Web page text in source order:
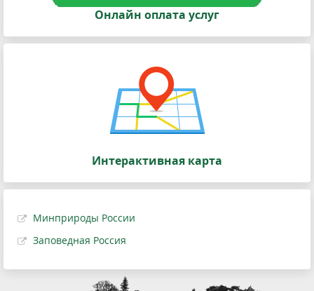
Онлайн оплата услуг
Интерактивная карта
Минприроды России
Заповедная Россия